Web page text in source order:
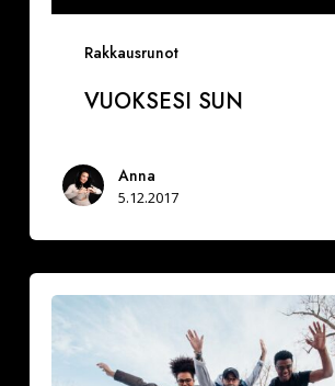
Rakkausrunot
VUOKSESI SUN
Anna
5.12.2017
hidastaa